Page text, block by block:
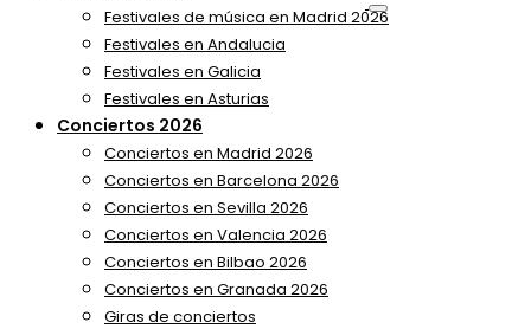
Festivales de música en Madrid 2026
Festivales en Andalucia
Festivales en Galicia
Festivales en Asturias
Conciertos 2026
Conciertos en Madrid 2026
Conciertos en Barcelona 2026
Conciertos en Sevilla 2026
Conciertos en Valencia 2026
Conciertos en Bilbao 2026
Conciertos en Granada 2026
Giras de conciertos